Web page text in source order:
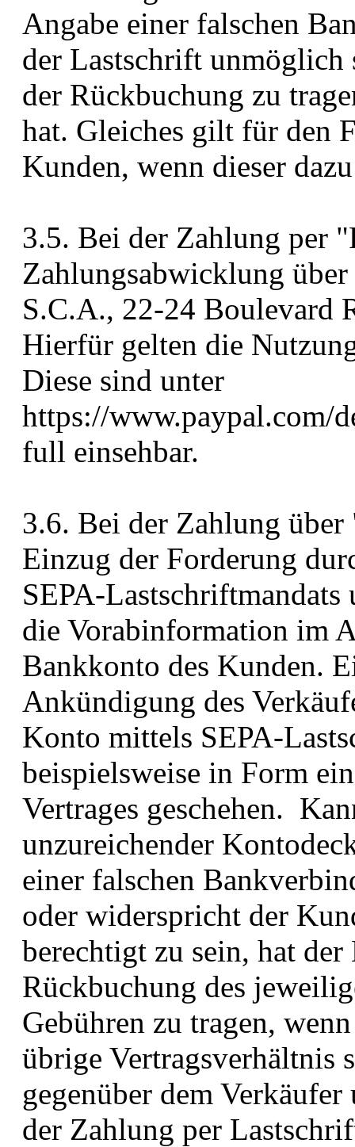
Angabe einer falschen
der Lastschrift unmöglich
der Rückbuchung zu
hat. Gleiches gilt für den
Kunden, wenn dieser
3.5. Bei der Zahlung per
Zahlungsabwicklung
S.C.A., 22-24 Boulevard
Hierfür gelten die
Diese sind unter
https://www.paypal.com/
full einsehbar.
3.6. Bei der Zahlung
Einzug der Forderung
SEPA-
die Vorabinformation im
Bankkonto des Kunden.
Ankündigung des
Konto mittels SEPA-
beispielsweise in Form
Vertrages geschehen.
unzureichender
einer falschen
oder widerspricht der
berechtigt zu sein, hat
Rückbuchung des
Gebühren zu tragen,
übrige Vertragsverhältnis
gegenüber dem
der Zahlung per